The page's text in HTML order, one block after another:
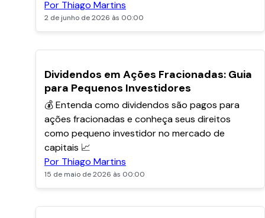
Por Thiago Martins
2 de junho de 2026 às 00:00
POPULARES
Dividendos em Ações Fracionadas: Guia
para Pequenos Investidores
💰 Entenda como dividendos são pagos para
ações fracionadas e conheça seus direitos
como pequeno investidor no mercado de
capitais 📈
Por Thiago Martins
15 de maio de 2026 às 00:00